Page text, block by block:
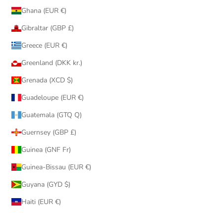
Ghana (EUR €)
Gibraltar (GBP £)
Greece (EUR €)
Greenland (DKK kr.)
Grenada (XCD $)
Guadeloupe (EUR €)
Guatemala (GTQ Q)
Guernsey (GBP £)
Guinea (GNF Fr)
Guinea-Bissau (EUR €)
Guyana (GYD $)
Haiti (EUR €)